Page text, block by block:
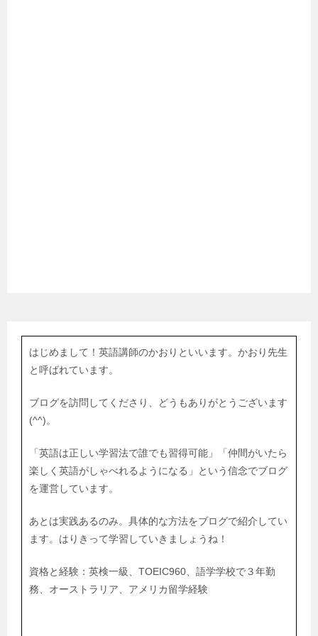
はじめまして！英語講師のかおりといいます。かおり先生
と呼ばれています。
ブログを訪問してくださり、どうもありがとうございます
(^^)。
「英語は正しい学習法で誰でも習得可能」「仲間がいたら
楽しく英語がしゃべれるようになる」という信念でブログ
を運営しています。
あとは実践あるのみ。具体的な方法をブログで紹介してい
ます。はりきって学習していきましょうね！
資格と経験：英検一級、TOEIC960、語学学校で３年勤
務、オーストラリア、アメリカ留学経験